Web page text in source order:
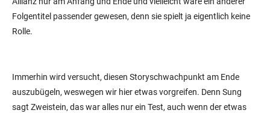
Folgentitel passender gewesen, denn sie spielt ja eigentlich keine
Rolle.
Immerhin wird versucht, diesen Storyschwachpunkt am Ende
auszubügeln, weswegen wir hier etwas vorgreifen. Denn Sung
sagt Zweistein, das war alles nur ein Test, auch wenn der etwas